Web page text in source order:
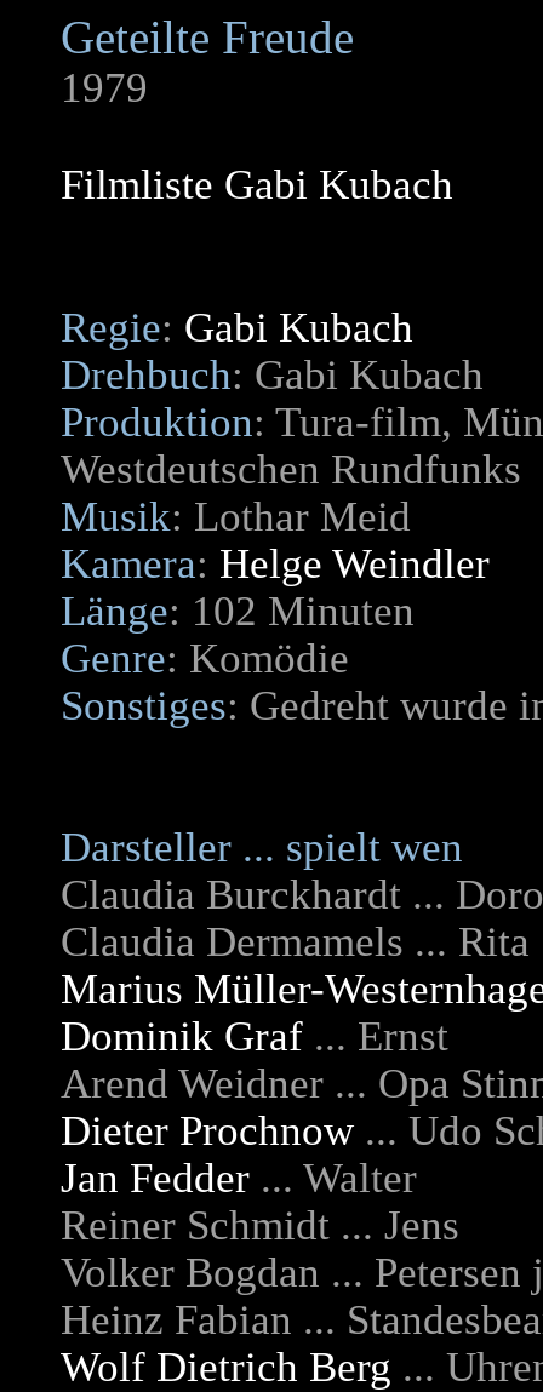
Geteilte Freude
1979
Filmliste Gabi Kubach
Regie: Gabi Kubach
Drehbuch: Gabi Kubach
Produktion: Tura-film,
Westdeutschen Rundfunks
Musik: Lothar Meid
Kamera: Helge Weindler
Länge: 102 Minuten
Genre: Komödie
Sonstiges: Gedreht wurde
Darsteller ... spielt wen
Claudia Burckhardt ...
Claudia Dermamels ... Rita
Marius Müller-
Dominik Graf ... Ernst
Arend Weidner ... Opa
Dieter Prochnow... Udo
Jan Fedder ... Walter
Reiner Schmidt ... Jens
Volker Bogdan ... Petersen
Heinz Fabian ...
Wolf Dietrich Berg ...